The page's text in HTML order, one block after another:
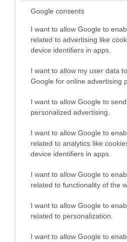
Google consents
I want to allow Google to
related to advertising like
device identifiers in apps.
I want to allow my user data
Google for online advertising
I want to allow Google to
personalized advertising.
I want to allow Google to
related to analytics like
device identifiers in apps.
I want to allow Google to
related to functionality of the
I want to allow Google to
related to personalization.
I want to allow Google to
ΕΚΤΑΚΤΟ: Τρεις Μεραρχίες
βορειοκορεατικού
ταχύτατα στη Ρωσία